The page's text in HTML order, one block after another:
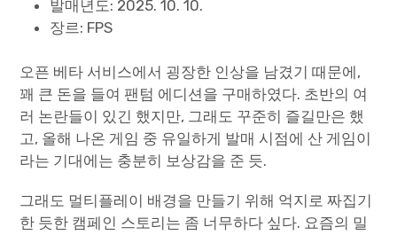
발매년도: 2025. 10. 10.
장르: FPS
오픈 베타 서비스에서 굉장한 인상을 남겼기 때문에,
꽤 큰 돈을 들여 팬텀 에디션을 구매하였다. 초반의 여
러 논란들이 있긴 했지만, 그래도 꾸준히 즐길만은 했
고, 올해 나온 게임 중 유일하게 발매 시점에 산 게임이
라는 기대에는 충분히 보상감을 준 듯.
그래도 멀티플레이 배경을 만들기 위해 억지로 짜집기
한 듯한 캠페인 스토리는 좀 너무하다 싶다. 요즘의 밀